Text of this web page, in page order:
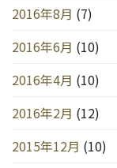
2016年8月 (7)
2016年6月 (10)
2016年4月 (10)
2016年2月 (12)
2015年12月 (10)